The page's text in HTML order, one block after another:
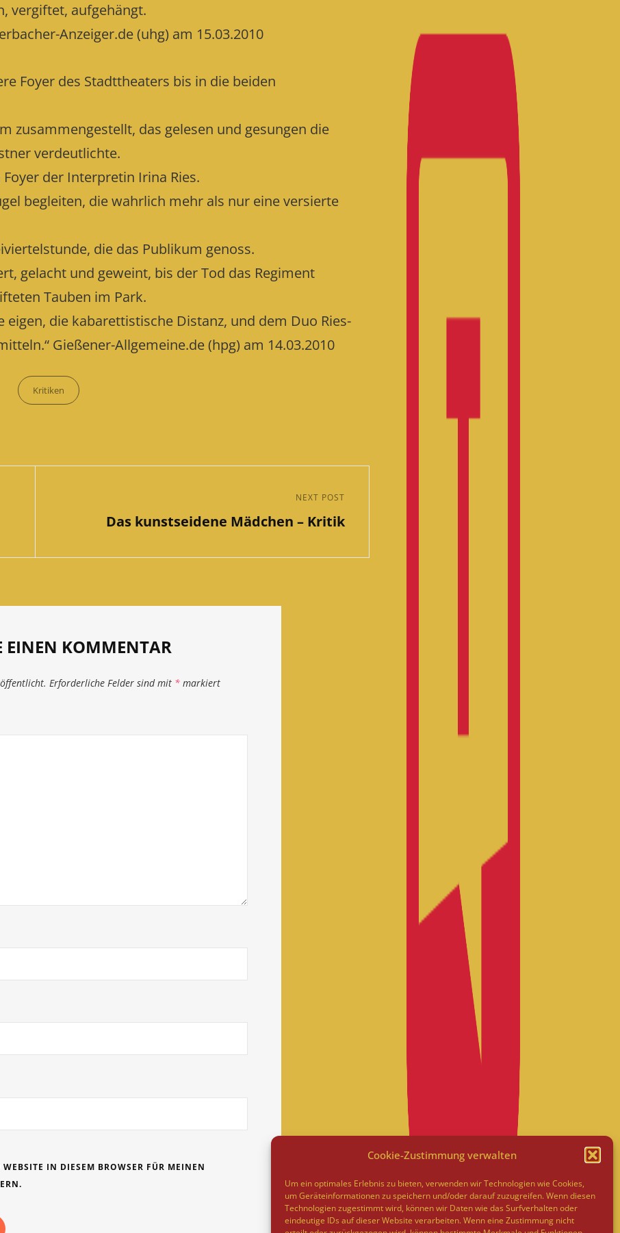
Cookie-Zustimmung verwalten
Um ein optimales Erlebnis zu bieten, verwenden wir Technologien wie Cookies,
um Geräteinformationen zu speichern und/oder darauf zuzugreifen. Wenn diesen
Technologien zugestimmt wird, können wir Daten wie das Surfverhalten oder
eindeutige IDs auf dieser Website verarbeiten. Wenn eine Zustimmung nicht
vergiftet, aufgehängt.
Anzeiger.de (uhg) am 15.03.2010
Foyer des Stadttheaters bis in die beiden
zusammengestellt, das gelesen und gesungen die
verdeutlichte.
der Interpretin Irina Ries.
begleiten, die wahrlich mehr als nur eine versierte
die das Publikum genoss.
gelacht und geweint, bis der Tod das Regiment
Tauben im Park.
eigen, die kabarettistische Distanz, und dem Duo Ries-
Gießener-Allgemeine.de (hpg) am 14.03.2010
Categories
Kritiken
Post
NEXT POST
Das kunstseidene Mädchen – Kritik
EINEN KOMMENTAR
Erforderliche Felder sind mit * markiert
IN DIESEM BROWSER FÜR MEINEN